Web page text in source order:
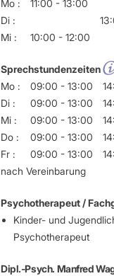
Mo :
11:00 - 13:00
Di :
Mi :
10:00 - 12:00
Sprechstundenzeiten
Mo :
09:00 - 13:00
Di :
09:00 - 13:00
Mi :
09:00 - 13:00
Do :
09:00 - 13:00
Fr :
09:00 - 13:00
nach Vereinbarung
Psychotherapeut /
Kinder- und
Psychotherapeut
Dipl.-Psych. Manfred